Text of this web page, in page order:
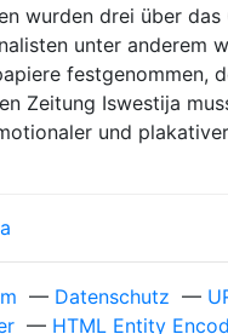
wurden drei über das
unter anderem
festgenommen,
Zeitung Iswestija
und
— Datenschutz —
— HTML Entity